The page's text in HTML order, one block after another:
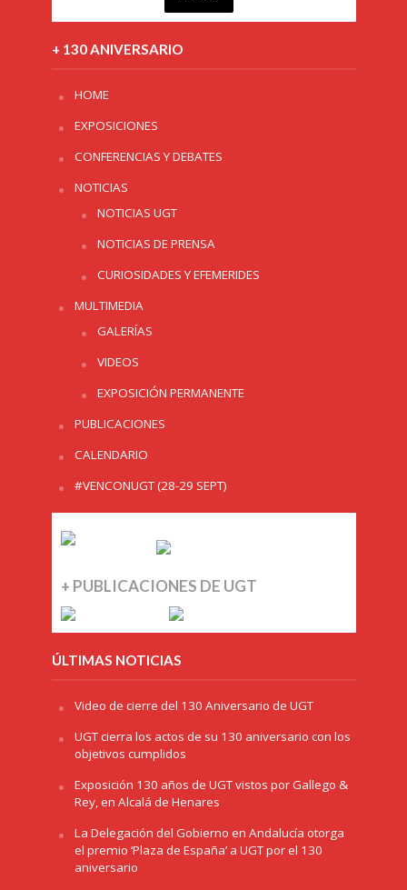
+ 130 ANIVERSARIO
HOME
EXPOSICIONES
CONFERENCIAS Y DEBATES
NOTICIAS
NOTICIAS UGT
NOTICIAS DE PRENSA
CURIOSIDADES Y EFEMERIDES
MULTIMEDIA
GALERÍAS
VIDEOS
EXPOSICIÓN PERMANENTE
PUBLICACIONES
CALENDARIO
#VENCONUGT (28-29 SEPT)
+ PUBLICACIONES DE UGT
ÚLTIMAS NOTICIAS
Video de cierre del 130 Aniversario de UGT
UGT cierra los actos de su 130 aniversario con los
objetivos cumplidos
Exposición 130 años de UGT vistos por Gallego &
Rey, en Alcalá de Henares
La Delegación del Gobierno en Andalucía otorga
el premio ‘Plaza de España’ a UGT por el 130
aniversario